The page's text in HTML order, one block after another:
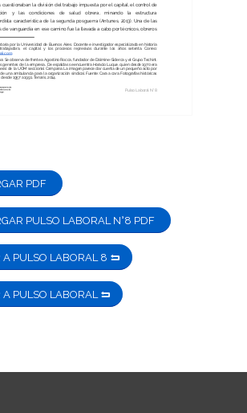
PDF
PULSO LABORAL N°8 PDF
A PULSO LABORAL 8
A PULSO LABORAL